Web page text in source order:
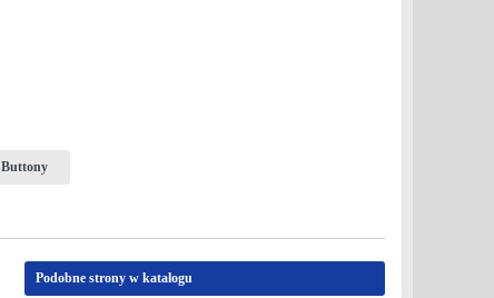
Buttony
Podobne strony w katalogu